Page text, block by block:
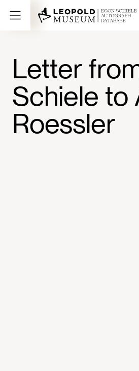
Letter
Schiele to
Roessler